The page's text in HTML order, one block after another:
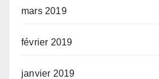
mars 2019
février 2019
janvier 2019